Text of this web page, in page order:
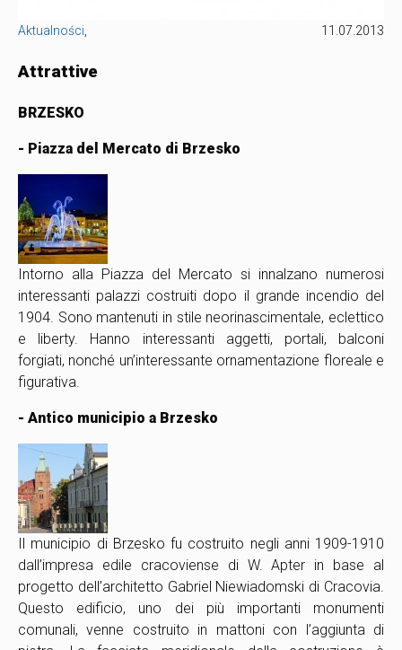
Aktualności 11.07.2013
Attrattive
BRZESKO
- Piazza del Mercato di Brzesko
Intorno alla Piazza del Mercato si innalzano numerosi
interessanti palazzi costruiti dopo il grande incendio del
1904. Sono mantenuti in stile neorinascimentale, eclettico
e liberty. Hanno interessanti aggetti, portali, balconi
forgiati, nonché un’interessante ornamentazione floreale e
figurativa.
- Antico municipio a Brzesko
Il municipio di Brzesko fu costruito negli anni 1909-1910
dall’impresa edile cracoviense di W. Apter in base al
progetto dell’architetto Gabriel Niewiadomski di Cracovia.
Questo edificio, uno dei più importanti monumenti
comunali, venne costruito in mattoni con l’aggiunta di